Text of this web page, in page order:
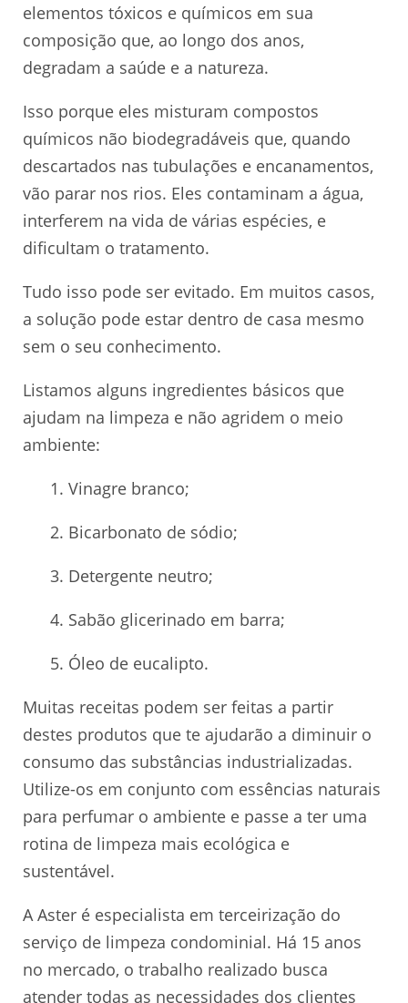
elementos tóxicos e químicos em sua
composição que, ao longo dos anos,
degradam a saúde e a natureza.
Isso porque eles misturam compostos
químicos não biodegradáveis que, quando
descartados nas tubulações e encanamentos,
vão parar nos rios. Eles contaminam a água,
interferem na vida de várias espécies, e
dificultam o tratamento.
Tudo isso pode ser evitado. Em muitos casos,
a solução pode estar dentro de casa mesmo
sem o seu conhecimento.
Listamos alguns ingredientes básicos que
ajudam na limpeza e não agridem o meio
ambiente:
1. Vinagre branco;
2. Bicarbonato de sódio;
3. Detergente neutro;
4. Sabão glicerinado em barra;
5. Óleo de eucalipto.
Muitas receitas podem ser feitas a partir
destes produtos que te ajudarão a diminuir o
consumo das substâncias industrializadas.
Utilize-os em conjunto com essências naturais
para perfumar o ambiente e passe a ter uma
rotina de limpeza mais ecológica e
sustentável.
A Aster é especialista em terceirização do
serviço de limpeza condominial. Há 15 anos
no mercado, o trabalho realizado busca
atender todas as necessidades dos clientes